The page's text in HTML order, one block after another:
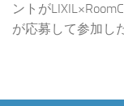
ントが
が応募して参加し